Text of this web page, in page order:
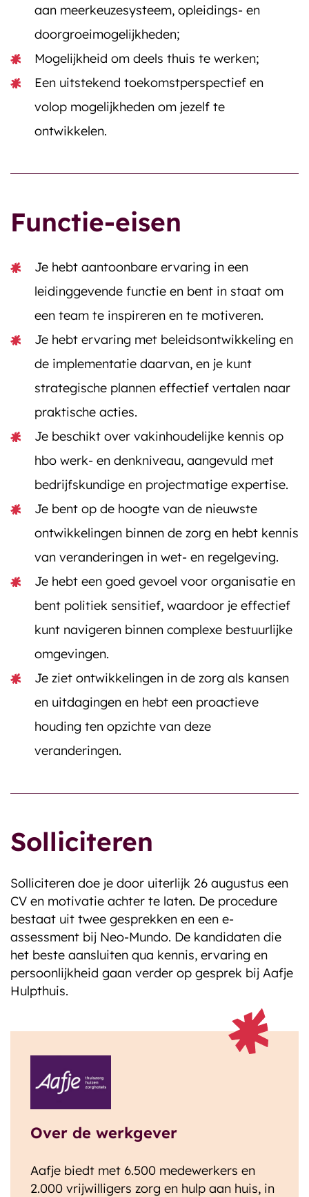
aan meerkeuzesysteem, opleidings- en
doorgroeimogelijkheden;
Mogelijkheid om deels thuis te werken;
Een uitstekend toekomstperspectief en
volop mogelijkheden om jezelf te
ontwikkelen.
Functie-eisen
Je hebt aantoonbare ervaring in een
leidinggevende functie en bent in staat om
een team te inspireren en te motiveren.
Je hebt ervaring met beleidsontwikkeling en
de implementatie daarvan, en je kunt
strategische plannen effectief vertalen naar
praktische acties.
Je beschikt over vakinhoudelijke kennis op
hbo werk- en denkniveau, aangevuld met
bedrijfskundige en projectmatige expertise.
Je bent op de hoogte van de nieuwste
ontwikkelingen binnen de zorg en hebt kennis
van veranderingen in wet- en regelgeving.
Je hebt een goed gevoel voor organisatie en
bent politiek sensitief, waardoor je effectief
kunt navigeren binnen complexe bestuurlijke
omgevingen.
Je ziet ontwikkelingen in de zorg als kansen
en uitdagingen en hebt een proactieve
houding ten opzichte van deze
veranderingen.
Solliciteren
Solliciteren doe je door uiterlijk 26 augustus een
CV en motivatie achter te laten. De procedure
bestaat uit twee gesprekken en een e-
assessment bij Neo-Mundo. De kandidaten die
het beste aansluiten qua kennis, ervaring en
persoonlijkheid gaan verder op gesprek bij Aafje
Hulpthuis.
Over de werkgever
Aafje biedt met 6.500 medewerkers en
2.000 vrijwilligers zorg en hulp aan huis, in